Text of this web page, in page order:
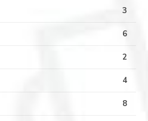
3
6
2
4
8